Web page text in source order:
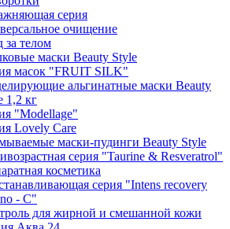
серия
очищение
за телом
маски Beauty Style
масок "FRUIT SILK"
альгинатные маски Beauty
1,2 кг
"Modellage"
Lovely Care
маски-пудинги Beauty Style
серия "Taurine & Resveratrol"
косметика
серия "Intens recovery
- C"
для жирной и смешанной кожи